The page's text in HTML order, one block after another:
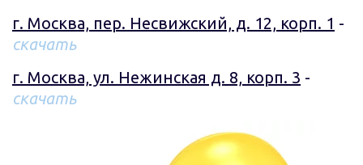
г. Москва, пер. Несвижский, д. 12, корп. 1
скачать
г. Москва, ул. Нежинская д. 8, корп. 3
скачать